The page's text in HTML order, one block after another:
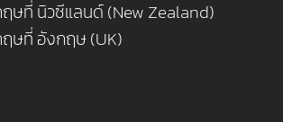
ษที่ นิวซีแลนด์ (New Zealand)
ษที่ อังกฤษ (UK)